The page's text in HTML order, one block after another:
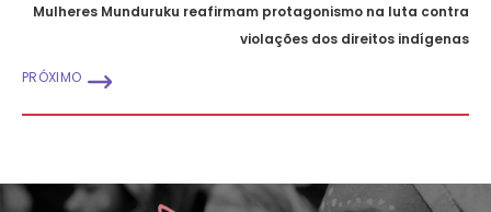
Mulheres Munduruku reafirmam protagonismo na luta contra
violações dos direitos indígenas
PRÓXIMO